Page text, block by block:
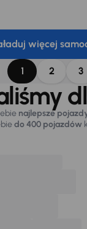
więcej
1 2 3
najlepsze
do 400 pojazdów